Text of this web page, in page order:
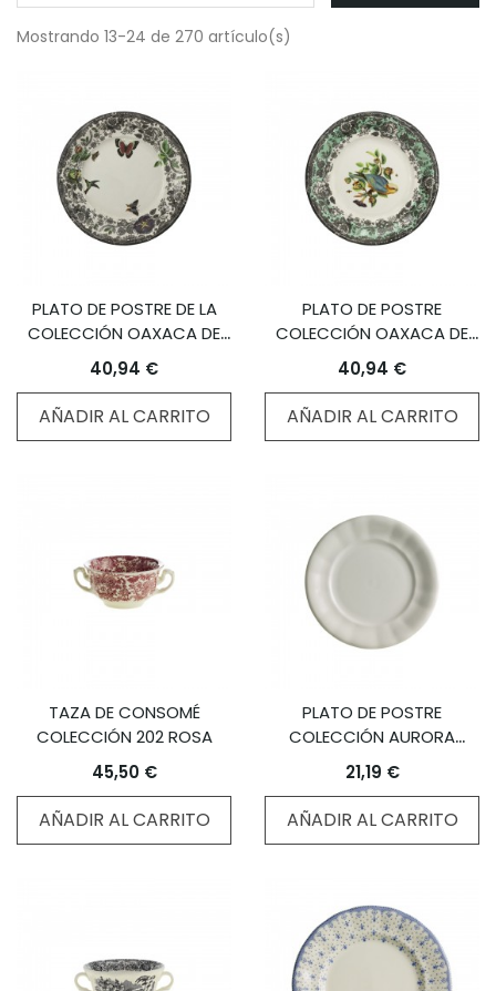
Mostrando 13-24 de 270 artículo(s)
PLATO DE POSTRE DE LA
COLECCIÓN OAXACA DE
COLOR NEGRO
40,94 €
AÑADIR AL CARRITO
PLATO DE POSTRE
COLECCIÓN OAXACA DE
COLOR AZUL TURQUESA
40,94 €
AÑADIR AL CARRITO
TAZA DE CONSOMÉ
COLECCIÓN 202 ROSA
45,50 €
AÑADIR AL CARRITO
PLATO DE POSTRE
COLECCIÓN AURORA
BLANCA
21,19 €
AÑADIR AL CARRITO